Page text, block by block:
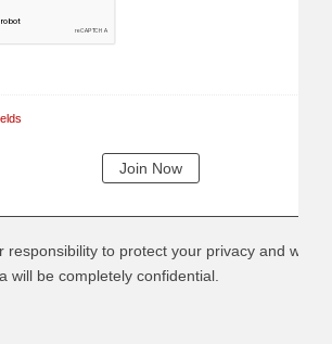
responsibility to protect your privacy and we
will be completely confidential.